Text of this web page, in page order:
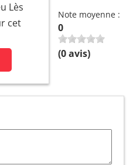
Lès
cet
Note moyenne :
0
(0avis)